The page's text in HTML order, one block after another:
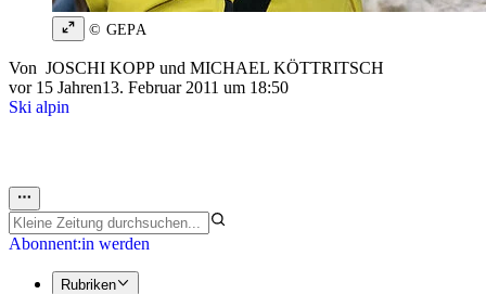
© GEPA
Von JOSCHI KOPP und MICHAEL KÖTTRITSCH
vor 15 Jahren13. Februar 2011 um 18:50
Ski alpin
Abonnent:in werden
Rubriken